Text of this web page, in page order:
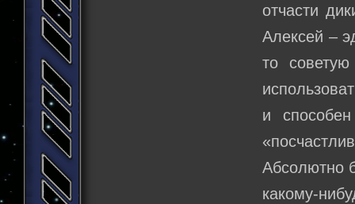
отчасти
Алексей –
то
и
Абсолютно
какому-